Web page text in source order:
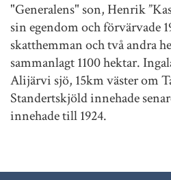
"Generalens" son, Henrik
sin egendom och förvärvade
skatthemman och två andra
sammanlagt 1100 hektar.
Alijärvi sjö, 15km väster om
Standertskjöld innehade
innehade till 1924.